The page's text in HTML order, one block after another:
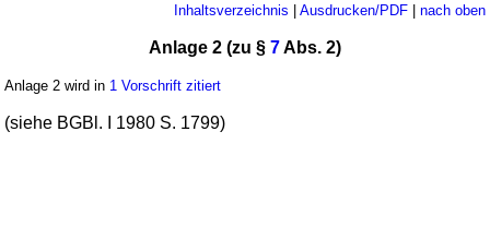
Inhaltsverzeichnis | Ausdrucken/PDF| nach oben
Anlage 2 (zu § 7Abs. 2)
Anlage 2 wird in 1 Vorschrift zitiert
(siehe BGBl. I 1980 S. 1799)